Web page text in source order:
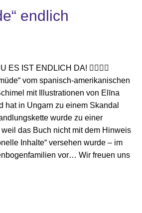
endlich
ES IST ENDLICH DA! 🏳️‍🌈🏳️‍🌈
vom spanisch-amerikanischen
mit Illustrationen von Elīna
hat in Ungarn zu einem Skandal
wurde zu einer
das Buch nicht mit dem Hinweis
Inhalte“ versehen wurde – im
vor… Wir freuen uns